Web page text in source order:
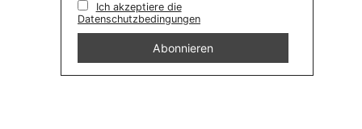
Ich akzeptiere die
Datenschutzbedingungen